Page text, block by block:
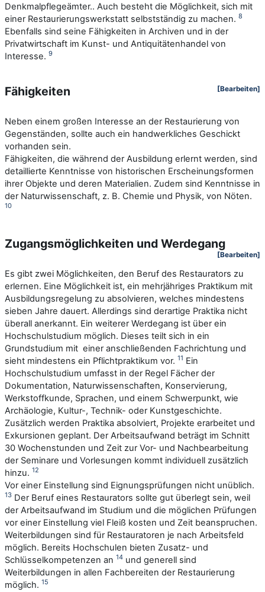
Denkmalpflegeämter.. Auch besteht die Möglichkeit, sich mit
einer Restaurierungswerkstatt selbstständig zu machen. 8
Ebenfalls sind seine Fähigkeiten in Archiven und in der
Privatwirtschaft im Kunst- und Antiquitätenhandel von
Interesse. 9
Fähigkeiten [Bearbeiten]
Neben einem großen Interesse an der Restaurierung von
Gegenständen, sollte auch ein handwerkliches Geschickt
vorhanden sein.
Fähigkeiten, die während der Ausbildung erlernt werden, sind
detaillierte Kenntnisse von historischen Erscheinungsformen
ihrer Objekte und deren Materialien. Zudem sind Kenntnisse in
der Naturwissenschaft, z. B. Chemie und Physik, von Nöten.
10
Zugangsmöglichkeiten und Werdegang
[Bearbeiten]
Es gibt zwei Möglichkeiten, den Beruf des Restaurators zu
erlernen. Eine Möglichkeit ist, ein mehrjähriges Praktikum mit
Ausbildungsregelung zu absolvieren, welches mindestens
sieben Jahre dauert. Allerdings sind derartige Praktika nicht
überall anerkannt. Ein weiterer Werdegang ist über ein
Hochschulstudium möglich. Dieses teilt sich in ein
Grundstudium mit einer anschließenden Fachrichtung und
sieht mindestens ein Pflichtpraktikum vor. 11 Ein
Hochschulstudium umfasst in der Regel Fächer der
Dokumentation, Naturwissenschaften, Konservierung,
Werkstoffkunde, Sprachen, und einem Schwerpunkt, wie
Archäologie, Kultur-, Technik- oder Kunstgeschichte.
Zusätzlich werden Praktika absolviert, Projekte erarbeitet und
Exkursionen geplant. Der Arbeitsaufwand beträgt im Schnitt
30 Wochenstunden und Zeit zur Vor- und Nachbearbeitung
der Seminare und Vorlesungen kommt individuell zusätzlich
hinzu. 12
Vor einer Einstellung sind Eignungsprüfungen nicht unüblich.
13 Der Beruf eines Restaurators sollte gut überlegt sein, weil
der Arbeitsaufwand im Studium und die möglichen Prüfungen
vor einer Einstellung viel Fleiß kosten und Zeit beanspruchen.
Weiterbildungen sind für Restauratoren je nach Arbeitsfeld
möglich. Bereits Hochschulen bieten Zusatz- und
Schlüsselkompetenzen an 14 und generell sind
Weiterbildungen in allen Fachbereiten der Restaurierung
möglich. 15